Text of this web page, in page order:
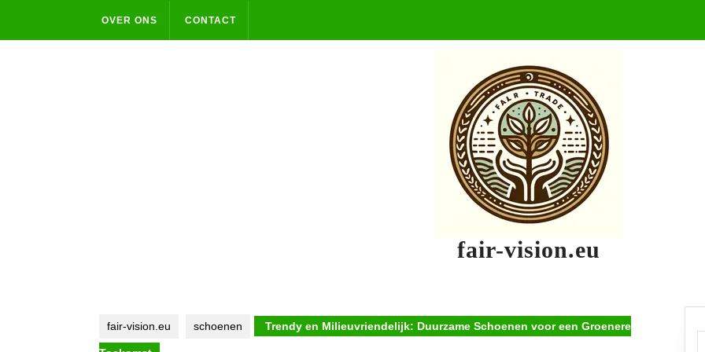
content
OVER ONS CONTACT
fair-vision.eu
fair-vision.eu schoenen Trendy en Milieuvriendelijk: Duurzame Schoenen voor een Groenere